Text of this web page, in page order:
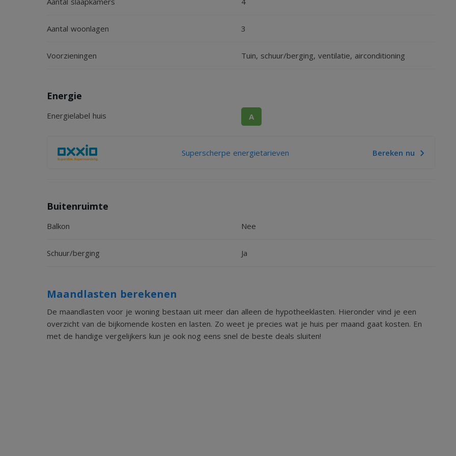
Aantal woonlagen 3
Voorzieningen Tuin, schuur/berging, ventilatie, airconditioning
Energie
Energielabel huis A
Superscherpe energietarieven Bereken nu
Buitenruimte
Balkon Nee
Schuur/berging Ja
Maandlasten berekenen
De maandlasten voor je woning bestaan uit meer dan alleen de hypotheeklasten. Hieronder vind je een
overzicht van de bijkomende kosten en lasten. Zo weet je precies wat je huis per maand gaat kosten. En
met de handige vergelijkers kun je ook nog eens snel de beste deals sluiten!